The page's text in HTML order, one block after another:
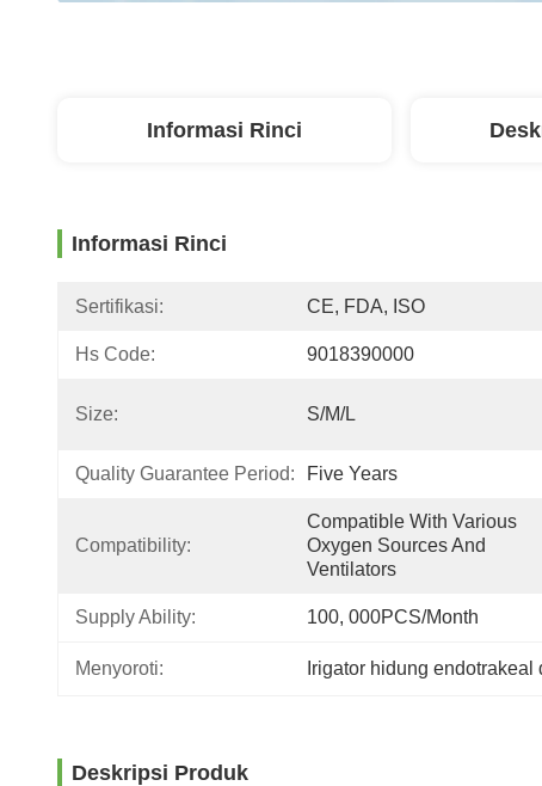
Informasi Rinci
Informasi Rinci
Sertifikasi: CE, FDA, ISO
Hs Code: 9018390000
Size: S/M/L
Quality Guarantee Period: Five Years
Compatibility:
Compatible With Various
Oxygen Sources And
Ventilators
Supply Ability: 100, 000PCS/Month
Menyoroti: Irigator hidung endotrakeal
Deskripsi Produk